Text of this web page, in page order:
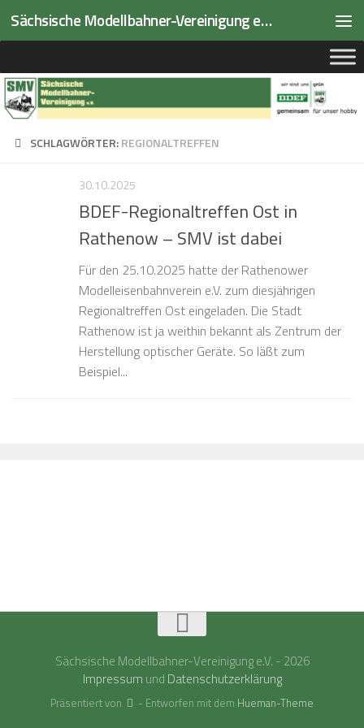
Zum Inhalt springen Sächsische Modellbahner-Vereinigung e.V.
SCHLAGWÖRTER:REGIONALTREFFEN
30.10.2025
BDEF-Regionaltreffen Ost in
Rathenow – SMV ist dabei
Für den 25.10.2025 hatte der Rathenower
Modelleisenbahnverein e.V. zum diesjährigen
Regionaltreffen Ost eingeladen. Die Stadt
Rathenow ist ja weithin bekannt als Zentrum der
Herstellung optischer Geräte. So läßt zum
Beispiel...
Sächsische Modellbahner-Vereinigung e.V. - 2026
Impressum und Datenschutzerklärung
Präsentiert von - Entworfen mit dem Hueman-Theme